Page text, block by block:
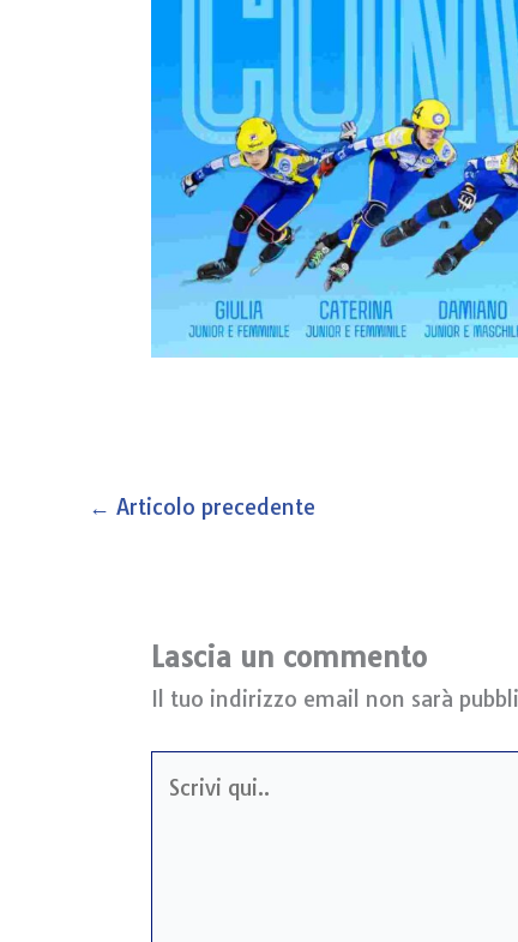
← Articolo precedente
Lascia un commento
Il tuo indirizzo email non sarà